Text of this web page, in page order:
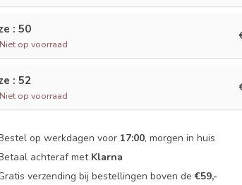
: 50
Niet op voorraad
: 52
Niet op voorraad
op werkdagen voor 17:00, morgen in huis
achteraf met Klarna
verzending bij bestellingen boven de€59,-